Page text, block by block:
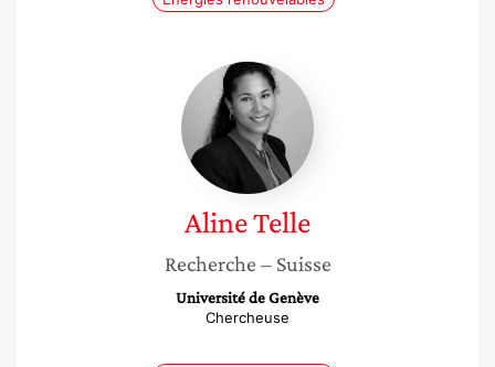
Aline
Telle
AlineTelle
Recherche – Suisse
Université de Genève
Chercheuse